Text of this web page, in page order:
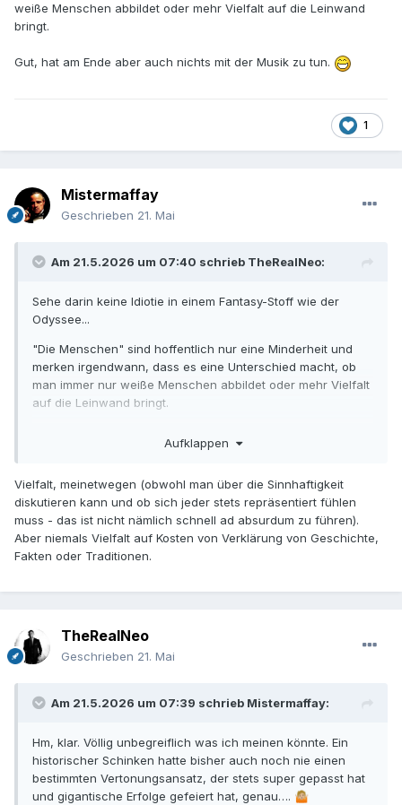
weiße Menschen abbildet oder mehr Vielfalt auf die Leinwand
bringt.
Gut, hat am Ende aber auch nichts mit der Musik zu tun.
1
Mistermaffay
Geschrieben 21. Mai
Am 21.5.2026 um 07:40 schrieb TheRealNeo:
Sehe darin keine Idiotie in einem Fantasy-Stoff wie der
Odyssee...
"Die Menschen" sind hoffentlich nur eine Minderheit und
merken irgendwann, dass es eine Unterschied macht, ob
man immer nur weiße Menschen abbildet oder mehr Vielfalt
auf die Leinwand bringt.
Gut, hat am Ende aber auch nichts mit der Musik zu tun.
Aufklappen
Vielfalt, meinetwegen (obwohl man über die Sinnhaftigkeit
diskutieren kann und ob sich jeder stets repräsentiert fühlen
muss - das ist nicht nämlich schnell ad absurdum zu führen).
Aber niemals Vielfalt auf Kosten von Verklärung von Geschichte,
Fakten oder Traditionen.
TheRealNeo
Geschrieben 21. Mai
Am 21.5.2026 um 07:39 schrieb Mistermaffay:
Hm, klar. Völlig unbegreiflich was ich meinen könnte. Ein
historischer Schinken hatte bisher auch noch nie einen
bestimmten Vertonungsansatz, der stets super gepasst hat
und gigantische Erfolge gefeiert hat, genau…. 🤷🏼